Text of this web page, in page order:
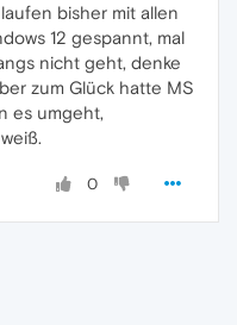
bisher mit allen
12 gespannt, mal
nicht geht, denke
zum Glück hatte MS
es umgeht,
0